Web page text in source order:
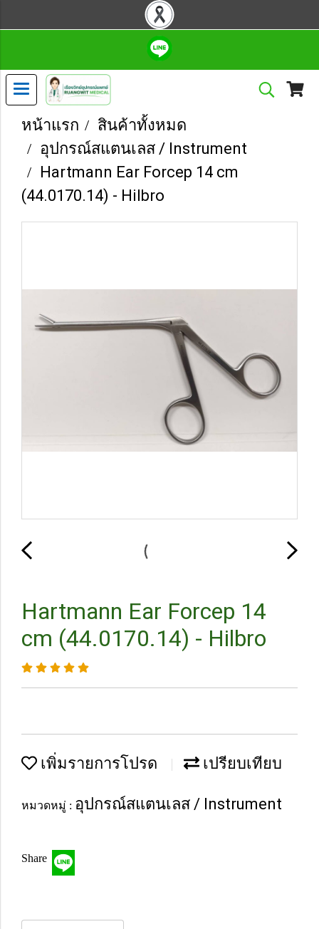
หน้าแรก
สินค้าทั้งหมด
อุปกรณ์สแตนเลส / Instrument
Hartmann Ear Forcep 14 cm
(44.0170.14) - Hilbro
Hartmann Ear Forcep 14
cm (44.0170.14) - Hilbro
เพิ่มรายการโปรด เปรียบเทียบ
หมวดหมู่ : อุปกรณ์สแตนเลส / Instrument
Share